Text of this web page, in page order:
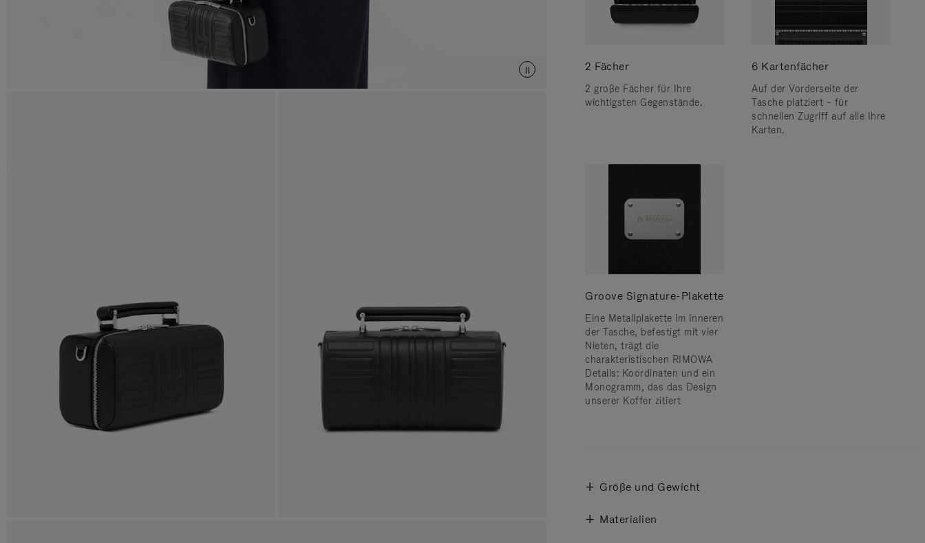
2 Fächer
2 große Fächer für Ihre
wichtigsten Gegenstände.
6 Kartenfächer
Auf der Vorderseite der
Tasche platziert – für
schnellen Zugriff auf alle Ihre
Karten.
Groove Signature-Plakette
Eine Metallplakette im Inneren
der Tasche, befestigt mit vier
Nieten, trägt die
charakteristischen RIMOWA
Details: Koordinaten und ein
Monogramm, das das Design
unserer Koffer zitiert
Größe und Gewicht
Materialien